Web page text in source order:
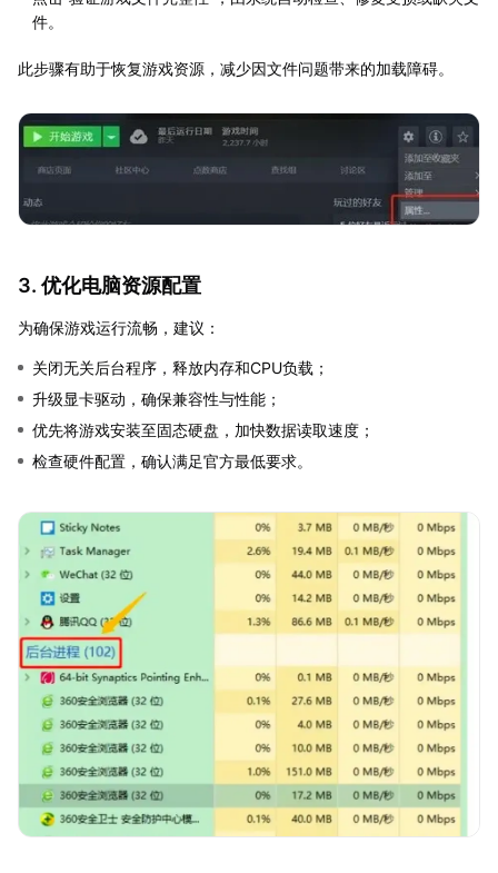
件。
此步骤有助于恢复游戏资源，减少因文件问题带来的加载障碍。
3. 优化电脑资源配置
为确保游戏运行流畅，建议：
关闭无关后台程序，释放内存和CPU负载；
升级显卡驱动，确保兼容性与性能；
优先将游戏安装至固态硬盘，加快数据读取速度；
检查硬件配置，确认满足官方最低要求。